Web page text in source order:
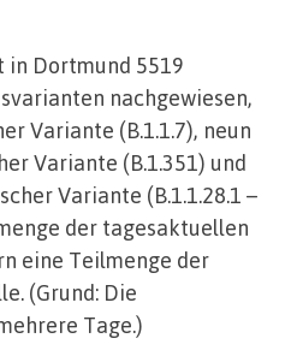
in Dortmund 5519
nachgewiesen,
Variante (B.1.1.7), neun
Variante (B.1.351) und
Variante (B.1.1.28.1 –
der tagesaktuellen
eine Teilmenge der
(Grund: Die
Tage.)